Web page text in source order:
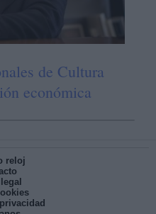
de Cultura
económica
reloj